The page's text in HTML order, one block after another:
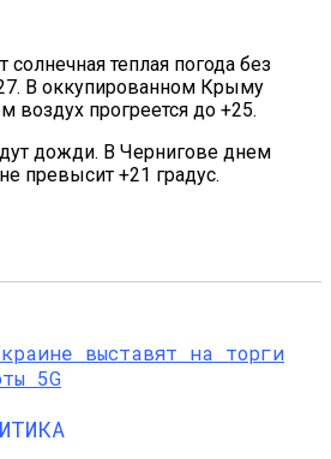
теплая погода без
В оккупированном Крыму
воздух прогреется до +25.
дожди. В Чернигове днем
превысит +21 градус.